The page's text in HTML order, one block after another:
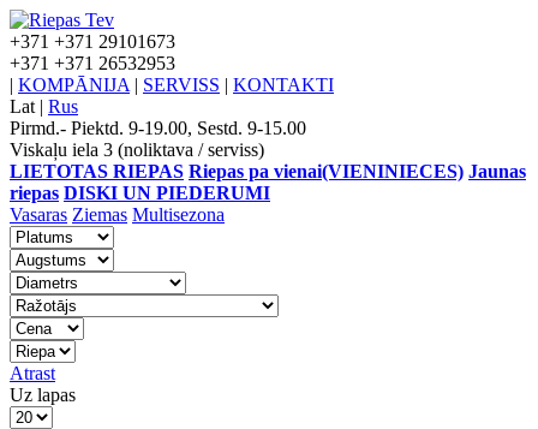
+371 +371 29101673
+371 +371 26532953
| KOMPĀNIJA | SERVISS | KONTAKTI
Lat | Rus
Pirmd.- Piektd. 9-19.00, Sestd. 9-15.00
Viskaļu iela 3 (noliktava / serviss)
LIETOTAS RIEPAS Riepas pa vienai(VIENINIECES) Jaunas
riepas DISKI UN PIEDERUMI
Vasaras Ziemas Multisezona
Atrast
Uz lapas